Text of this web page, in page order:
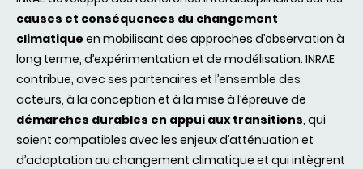
causes et conséquences du changement
climatique en mobilisant des approches d’observation à
long terme, d’expérimentation et de modélisation. INRAE
contribue, avec ses partenaires et l’ensemble des
acteurs, à la conception et à la mise à l’épreuve de
démarches durables en appui aux transitions, qui
soient compatibles avec les enjeux d’atténuation et
d’adaptation au changement climatique et qui intègrent